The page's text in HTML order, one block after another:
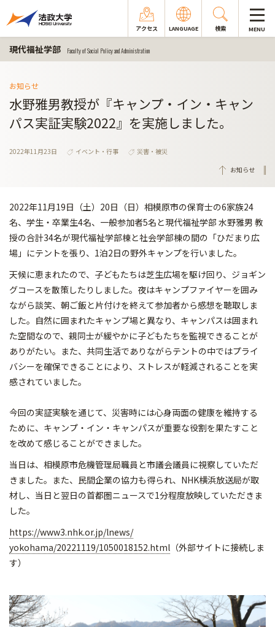
アクセス LANGUAGE 検索 MENU
現代福祉学部 Faculty of Social Policy and Administration
お知らせ
水野雅男教授が『キャンプ・イン・キャン
パス実証実験2022』を実施しました。
2022年11月23日 イベント・行事
災害・被災
お知らせ
2022年11月19日（土）20日（日）相模原市の保育士の6家族24
名、学生・卒業生4名、 一般参加者5名と現代福祉学部 水野雅男 教
授の合計34名が現代福祉学部棟と社会学部棟の間の「ひだまり広
場」 にテントを張り、1泊2日の野外キャンプを行いました。
天候に恵まれたので、子どもたちは芝生広場を駆け回り、 ジョギン
グコースを散策したりしました。夜はキャンプファイヤーを囲み
ながら談笑、 朝ご飯と片付けを終えて参加者から感想を聴取しま
した。自然に囲まれたキャンプ場と異なり、 キャンパスは囲まれ
た空間なので、 親同士が緩やかに子どもたちを監視できることが
ありがたい。 また、 共同生活でありながらテントの中ではプライ
バシーを確保できるこ とにより、ストレスが軽減されることを実
感されていました。
今回の実証実験を通じて、 災害時には心身両面の健康を維持する
ために、キャンプ・イン・ キャンパスが重要な役割を果たすこと
を改めて感じることができま した。
当日は、 相模原市危機管理局職員と市議会議員に視察していただ
きました。 また、民間企業の協力も得られ、NHK横浜放送局が取
材し、 当日と翌日の首都圏ニュースで1分程度放映していただきま
した。
https://www3.nhk.or.jp/lnews/
yokohama/20221119/1050018152.html （外部サイトに接続しま
す）